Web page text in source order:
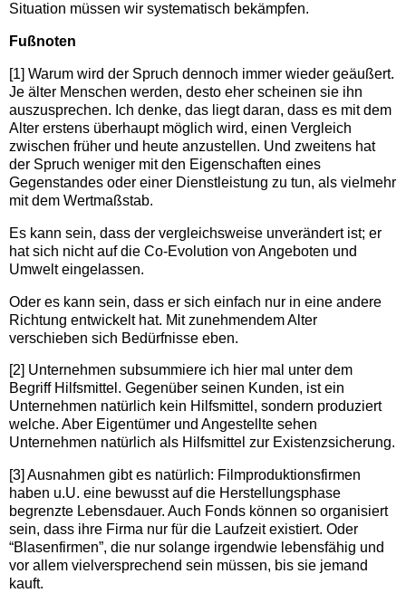
Situation müssen wir systematisch bekämpfen.
Fußnoten
[1] Warum wird der Spruch dennoch immer wieder geäußert.
Je älter Menschen werden, desto eher scheinen sie ihn
auszusprechen. Ich denke, das liegt daran, dass es mit dem
Alter erstens überhaupt möglich wird, einen Vergleich
zwischen früher und heute anzustellen. Und zweitens hat
der Spruch weniger mit den Eigenschaften eines
Gegenstandes oder einer Dienstleistung zu tun, als vielmehr
mit dem Wertmaßstab.
Es kann sein, dass der vergleichsweise unverändert ist; er
hat sich nicht auf die Co-Evolution von Angeboten und
Umwelt eingelassen.
Oder es kann sein, dass er sich einfach nur in eine andere
Richtung entwickelt hat. Mit zunehmendem Alter
verschieben sich Bedürfnisse eben.
[2] Unternehmen subsummiere ich hier mal unter dem
Begriff Hilfsmittel. Gegenüber seinen Kunden, ist ein
Unternehmen natürlich kein Hilfsmittel, sondern produziert
welche. Aber Eigentümer und Angestellte sehen
Unternehmen natürlich als Hilfsmittel zur Existenzsicherung.
[3] Ausnahmen gibt es natürlich: Filmproduktionsfirmen
haben u.U. eine bewusst auf die Herstellungsphase
begrenzte Lebensdauer. Auch Fonds können so organisiert
sein, dass ihre Firma nur für die Laufzeit existiert. Oder
“Blasenfirmen”, die nur solange irgendwie lebensfähig und
vor allem vielversprechend sein müssen, bis sie jemand
kauft.